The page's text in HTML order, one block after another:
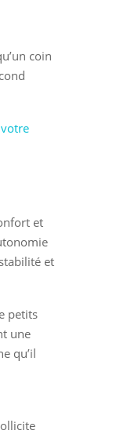
coin
et
et
petits
une
qu’il